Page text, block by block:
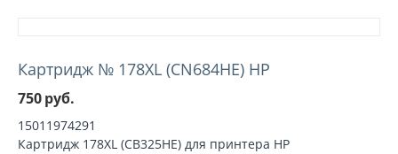
Картридж № 178XL (CN684HE) HP
750руб.
15011974291
Картридж 178XL (CB325HE) для принтера HP